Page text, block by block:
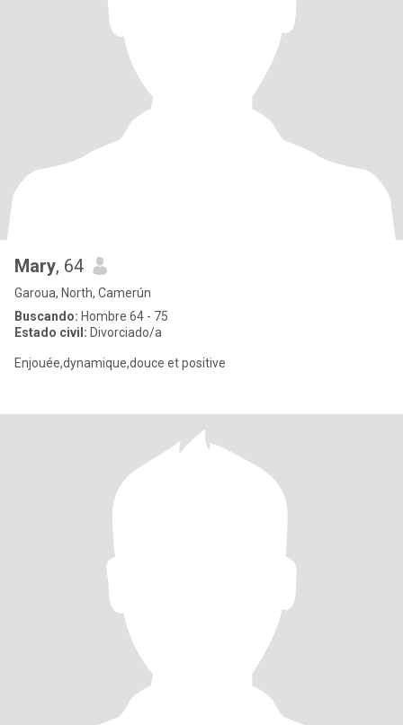
Mary, 64
Garoua, North, Camerún
Buscando: Hombre 64 - 75
Estado civil: Divorciado/a
Enjouée,dynamique,douce et positive